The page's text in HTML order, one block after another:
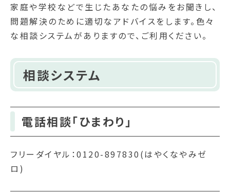
家庭や学校などで生じたあなたの悩みをお聞きし、
問題解決のために適切なアドバイスをします。色々
な相談システムがありますので、ご利用ください。
相談システム
電話相談「ひまわり」
フリーダイヤル：0120-897830(はやくなやみゼ
ロ)